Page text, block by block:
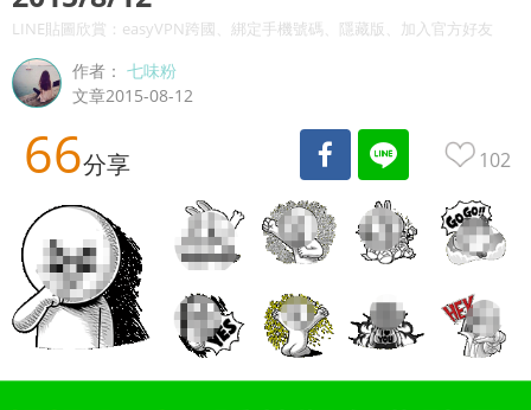
LINE貼圖欣賞：easyVPN跨國、綁定手機號碼、隱藏版、加入官方好友
作者：七味粉
文章2015-08-12
66分享 102